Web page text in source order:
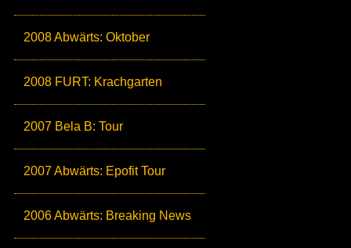
2008 Abwärts: Oktober
2008 FURT: Krachgarten
2007 Bela B: Tour
2007 Abwärts: Epofit Tour
2006 Abwärts: Breaking News